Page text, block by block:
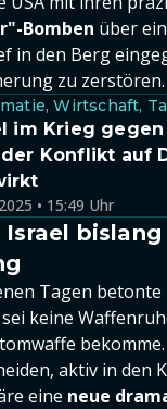
Bomben über
in den Berg
zu zerstören.
Wirtschaft,
im Krieg
Konflikt auf
• 15:49 Uhr
Israel
Tagen
keine
aktiv in den
eine neue